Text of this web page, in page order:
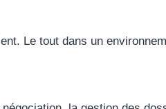
Le tout dans un